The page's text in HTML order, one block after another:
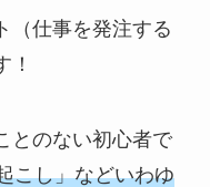
（仕事を発注する
！
とのない初心者で
こし」などいわゆ